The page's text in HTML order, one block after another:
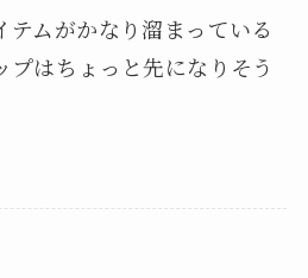
テムがかなり溜まっている
プはちょっと先になりそう